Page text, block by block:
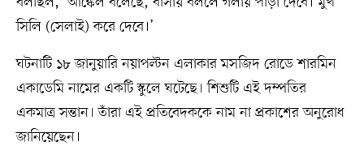
সিলি (সেলাই) করে দেবে।’
ঘটনাটি ১৮ জানুয়ারি নয়াপল্টন এলাকার মসজিদ রোডে শারমিন
একাডেমি নামের একটি স্কুলে ঘটেছে। শিশুটি এই দম্পতির
একমাত্র সন্তান। তাঁরা এই প্রতিবেদককে নাম না প্রকাশের অনুরোধ
জানিয়েছেন।